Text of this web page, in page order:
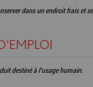
dans un endroit frais et
destiné à l'usage humain.